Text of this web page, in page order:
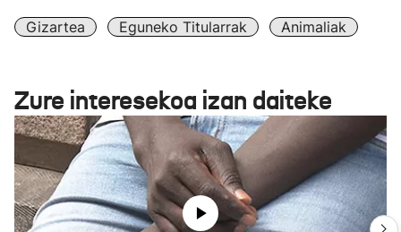
Gizartea Eguneko Titularrak Animaliak
Zure interesekoa izan daiteke